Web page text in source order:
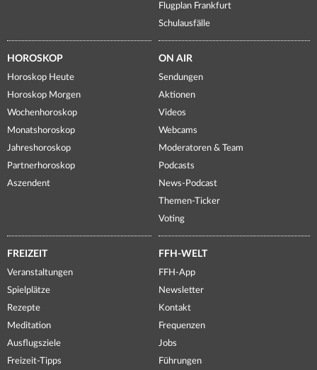
Flugplan Frankfurt
Schulausfälle
HOROSKOP
Horoskop Heute
Horoskop Morgen
Wochenhoroskop
Monatshoroskop
Jahreshoroskop
Partnerhoroskop
Aszendent
ON AIR
Sendungen
Aktionen
Videos
Webcams
Moderatoren & Team
Podcasts
News-Podcast
Themen-Ticker
Voting
FREIZEIT
Veranstaltungen
Spielplätze
Rezepte
Meditation
Ausflugsziele
Freizeit-Tipps
FFH-WELT
FFH-App
Newsletter
Kontakt
Frequenzen
Jobs
Führungen